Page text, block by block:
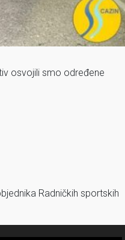
osvojili smo određene
Radničkih sportskih